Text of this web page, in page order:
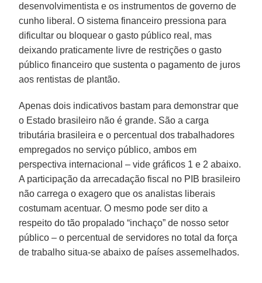
desenvolvimentista e os instrumentos de governo de
cunho liberal. O sistema financeiro pressiona para
dificultar ou bloquear o gasto público real, mas
deixando praticamente livre de restrições o gasto
público financeiro que sustenta o pagamento de juros
aos rentistas de plantão.
Apenas dois indicativos bastam para demonstrar que
o Estado brasileiro não é grande. São a carga
tributária brasileira e o percentual dos trabalhadores
empregados no serviço público, ambos em
perspectiva internacional – vide gráficos 1 e 2 abaixo.
A participação da arrecadação fiscal no PIB brasileiro
não carrega o exagero que os analistas liberais
costumam acentuar. O mesmo pode ser dito a
respeito do tão propalado “inchaço” de nosso setor
público – o percentual de servidores no total da força
de trabalho situa-se abaixo de países assemelhados.